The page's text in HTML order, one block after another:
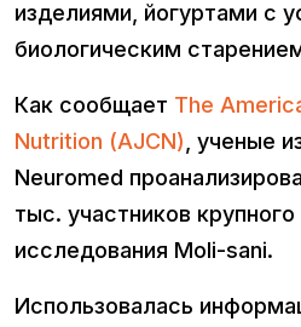
изделиями, йогуртами с
биологическим
Как сообщает The
Nutrition (AJCN) , ученые
Neuromed
тыс. участников
исследования Moli-sani.
Использовалась